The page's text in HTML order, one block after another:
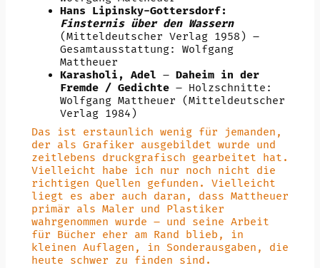
Hans Lipinsky-Gottersdorf:
Finsternis über den Wassern
(Mitteldeutscher Verlag 1958) –
Gesamtausstattung: Wolfgang
Mattheuer
Karasholi, Adel – Daheim in der
Fremde / Gedichte– Holzschnitte:
Wolfgang Mattheuer (Mitteldeutscher
Verlag 1984)
Das ist erstaunlich wenig für jemanden,
der als Grafiker ausgebildet wurde und
zeitlebens druckgrafisch gearbeitet hat.
Vielleicht habe ich nur noch nicht die
richtigen Quellen gefunden. Vielleicht
liegt es aber auch daran, dass Mattheuer
primär als Maler und Plastiker
wahrgenommen wurde – und seine Arbeit
für Bücher eher am Rand blieb, in
kleinen Auflagen, in Sonderausgaben, die
heute schwer zu finden sind.